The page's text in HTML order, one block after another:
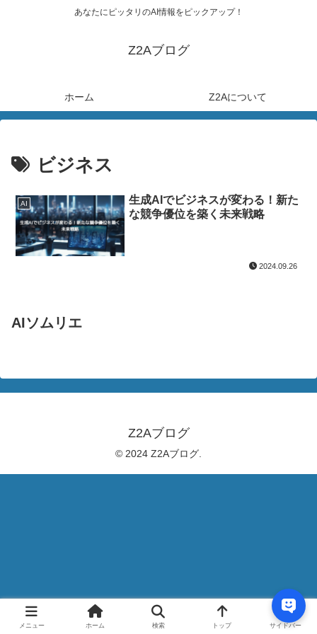
あなたにピッタリのAI情報をピックアップ！
Z2Aブログ
ホーム Z2Aについて
ビジネス
AI
生成AIでビジネスが変わる！新た
な競争優位を築く未来戦略
2024.09.26
AIソムリエ
Z2Aブログ
© 2024 Z2Aブログ.
メニュー ホーム 検索 トップ サイドバー